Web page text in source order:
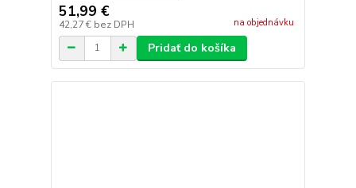
51,99 €
42,27 € bez DPH na objednávku
Pridať do košíka